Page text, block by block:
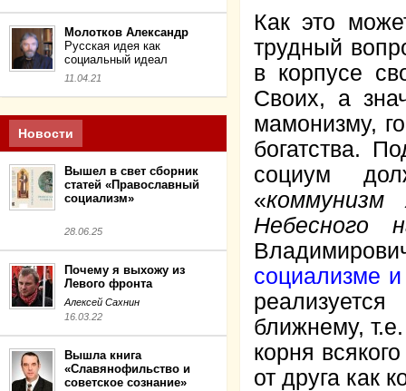
Молотков Александр
Русская идея как
социальный идеал
11.04.21
Новости
Вышел в свет сборник
статей «Православный
социализм»
28.06.25
Почему я выхожу из
Левого фронта
Алексей Сахнин
16.03.22
Вышла книга
«Славянофильство и
советское сознание»
Как это
трудный
в корпусе
Своих, а
мамонизму,
богатства.
социум
«
Небесного
социализме
ближнему,
корня
от друга как